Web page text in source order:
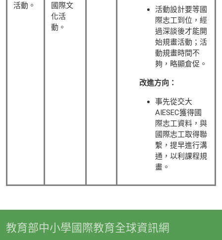
活動。
國際文
化活
動。
活動設計要等國
際志工到位，經
過深談後才能開
始規畫活動；活
動規畫時間不
夠，略顯倉促。
改進方向：
事先從交大
AIESEC獲得國
際志工資料，與
國際志工取得聯
繫，提早進行溝
通，以利課程規
畫。
教育部中小學國際教育全球資訊網